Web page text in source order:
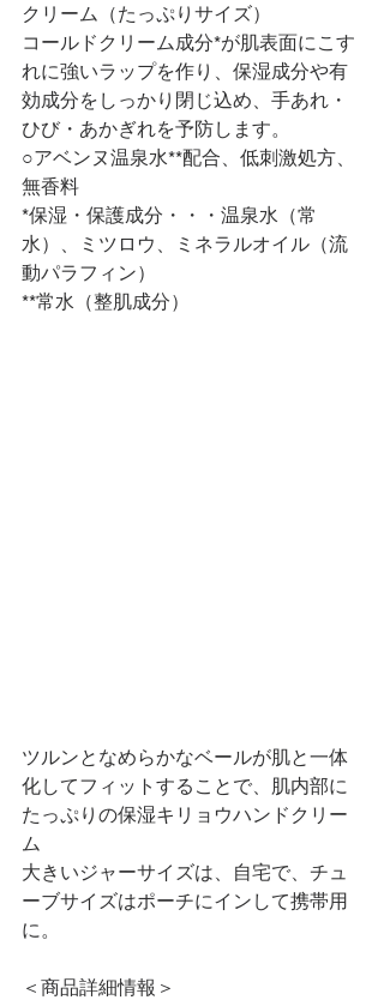
クリーム（たっぷりサイズ）
コールドクリーム成分*が肌表面にこす
れに強いラップを作り、保湿成分や有
効成分をしっかり閉じ込め、手あれ・
ひび・あかぎれを予防します。
○アベンヌ温泉水**配合、低刺激処方、
無香料
*保湿・保護成分・・・温泉水（常
水）、ミツロウ、ミネラルオイル（流
動パラフィン）
**常水（整肌成分）
ツルンとなめらかなベールが肌と一体
化してフィットすることで、肌内部に
たっぷりの保湿キリョウハンドクリー
ム
大きいジャーサイズは、自宅で、チュ
ーブサイズはポーチにインして携帯用
に。
＜商品詳細情報＞